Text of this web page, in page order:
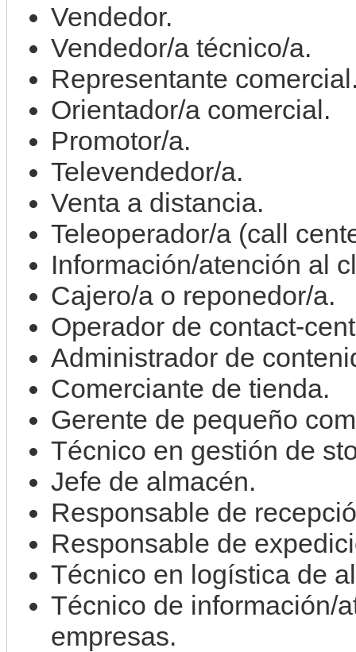
Vendedor.
Vendedor/a técnico/a.
Representante
Orientador/a comercial.
Promotor/a.
Televendedor/a.
Venta a distancia.
Teleoperador/a (call
Información/atención al
Cajero/a o reponedor/a.
Operador de contact-
Administrador de
Comerciante de tienda.
Gerente de pequeño
Técnico en gestión de
Jefe de almacén.
Responsable de
Responsable de
Técnico en logística de
Técnico de información/
empresas.